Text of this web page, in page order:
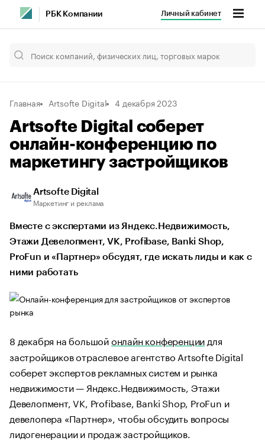
РБК Компании Личный кабинет
Главная Artsofte Digital 4 декабря 2023
Artsofte Digital соберет
онлайн-конференцию по
маркетингу застройщиков
Artsofte Digital
Маркетинг и реклама
Вместе с экспертами из Яндекс.Недвижимость,
Этажи Девелопмент, VK, Profibase, Banki Shop,
ProFun и «Партнер» обсудят, где искать лиды и как с
ними работать
8 декабря на большойонлайн конференции для
застройщиков отраслевое агентство Artsofte Digital
соберет экспертов рекламных систем и рынка
недвижимости — Яндекс.Недвижимость, Этажи
Девелопмент, VK, Profibase, Banki Shop, ProFun и
девелопера «Партнер», чтобы обсудить вопросы
лидогенерации и продаж застройщиков.